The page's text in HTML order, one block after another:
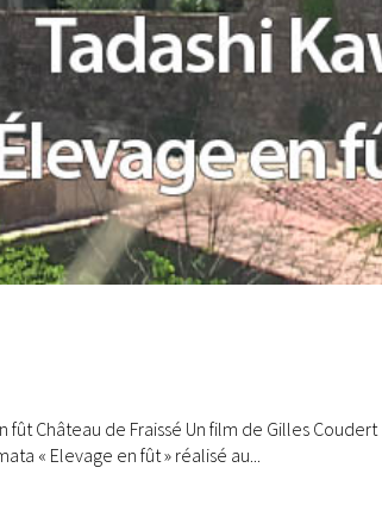
fût Château de Fraissé Un film de Gilles
« Elevage en fût » réalisé au...